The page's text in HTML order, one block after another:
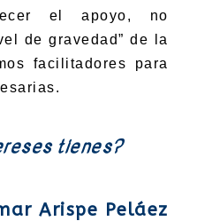
el apoyo, no
de gravedad” de la
facilitadores para
tienes?
Arispe Peláez